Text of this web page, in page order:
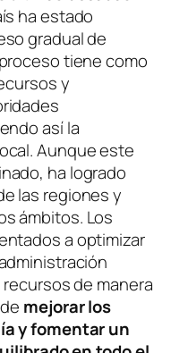
ha estado
gradual de
tiene como
y
así la
Aunque este
ha logrado
las regiones y
ámbitos. Los
a optimizar
de manera
mejorar los
y fomentar un